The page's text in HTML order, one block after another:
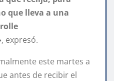
que lleva a una
, expresó.
este martes a
antes de recibir el